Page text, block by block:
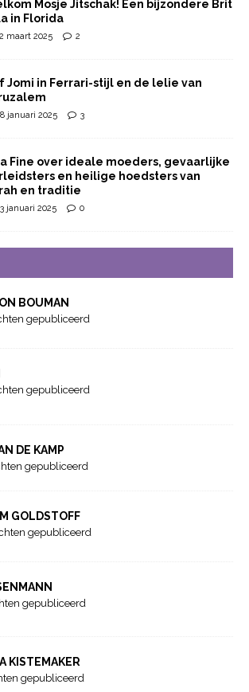
Mosje Jitschak! Een bijzondere Brit
in Florida
maart 2025 2
Jomi in Ferrari-stijl en de lelie van
januari 2025 3
Fine over ideale moeders, gevaarlijke
en heilige hoedsters van
en traditie
januari 2025 0
BOUMAN
gepubliceerd
gepubliceerd
DE KAMP
gepubliceerd
GOLDSTOFF
gepubliceerd
gepubliceerd
KISTEMAKER
gepubliceerd